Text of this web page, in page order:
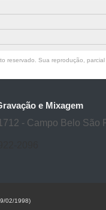
reservado. Sua reprodução,
e Mixagem
- Campo Belo São
02/1998)